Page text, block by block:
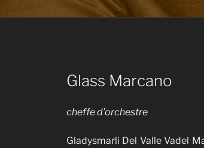
Glass Marcano
cheffe d’orchestre
Gladysmarli Del Valle Vadel